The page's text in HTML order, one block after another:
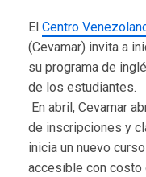
El Centro
(Cevamar) invita a
su programa de
de los estudiantes.
En abril, Cevamar
de inscripciones y
inicia un nuevo
accesible con costo